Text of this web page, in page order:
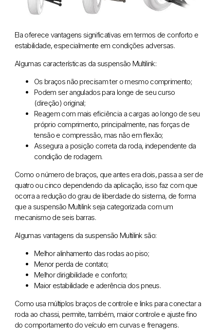
Ela oferece vantagens significativas em termos de conforto e
estabilidade, especialmente em condições adversas.
Algumas características da suspensão Multilink:
Os braços não precisam ter o mesmo comprimento;
Podem ser angulados para longe de seu curso
(direção) original;
Reagem com mais eficiência a cargas ao longo de seu
próprio comprimento, principalmente, nas forças de
tensão e compressão, mas não em flexão;
Assegura a posição correta da roda, independente da
condição de rodagem.
Como o número de braços, que antes era dois, passa a ser de
quatro ou cinco dependendo da aplicação, isso faz com que
ocorra a redução do grau de liberdade do sistema, de forma
que a suspensão Multilink seja categorizada com um
mecanismo de seis barras.
Algumas vantagens da suspensão Multilink são:
Melhor alinhamento das rodas ao piso;
Menor perda de contato;
Melhor dirigibilidade e conforto;
Maior estabilidade e aderência dos pneus.
Como usa múltiplos braços de controle e links para conectar a
roda ao chassi, permite, também, maior controle e ajuste fino
do comportamento do veículo em curvas e frenagens.